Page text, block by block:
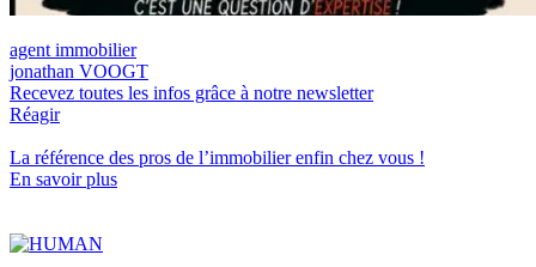
agent immobilier
jonathan VOOGT
Recevez toutes les infos grâce à notre newsletter
Réagir
La référence des pros de l’immobilierenfin chez vous !
En savoir plus